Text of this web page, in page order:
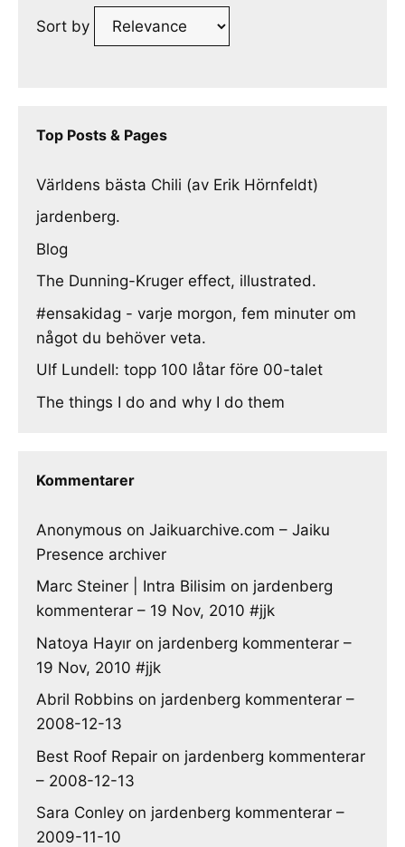
Sort by
Top Posts & Pages
Världens bästa Chili (av Erik Hörnfeldt)
jardenberg.
Blog
The Dunning-Kruger effect, illustrated.
#ensakidag - varje morgon, fem minuter om
något du behöver veta.
Ulf Lundell: topp 100 låtar före 00-talet
The things I do and why I do them
Kommentarer
Anonymous on Jaikuarchive.com – Jaiku
Presence archiver
Marc Steiner | Intra Bilisim on jardenberg
kommenterar – 19 Nov, 2010 #jjk
Natoya Hayır on jardenberg kommenterar –
19 Nov, 2010 #jjk
Abril Robbins on jardenberg kommenterar –
2008-12-13
Best Roof Repair on jardenberg kommenterar
– 2008-12-13
Sara Conley on jardenberg kommenterar –
2009-11-10